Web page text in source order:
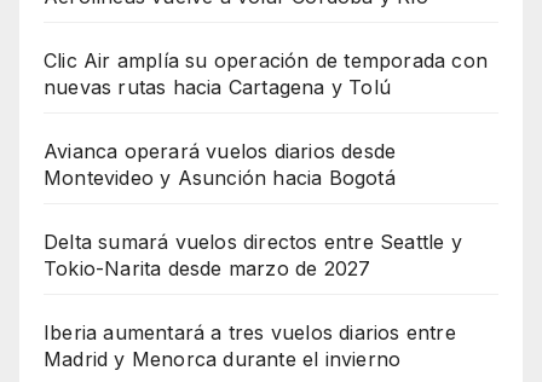
Clic Air amplía su operación de temporada con
nuevas rutas hacia Cartagena y Tolú
Avianca operará vuelos diarios desde
Montevideo y Asunción hacia Bogotá
Delta sumará vuelos directos entre Seattle y
Tokio-Narita desde marzo de 2027
Iberia aumentará a tres vuelos diarios entre
Madrid y Menorca durante el invierno